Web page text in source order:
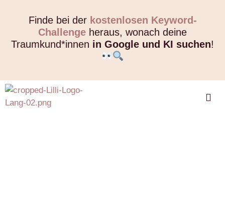
Finde bei der kostenlosen Keyword-
Challenge heraus, wonach deine
Traumkund*innen in Google und KI suchen!